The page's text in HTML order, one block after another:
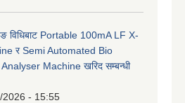
विधिबाट Portable 100mA LF X-
र Semi Automated Bio
Machine खरिद सम्बन्धी
2026 - 15:55